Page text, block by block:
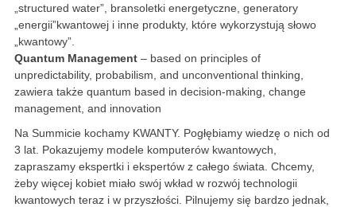
„structured water”, bransoletki energetyczne, generatory
„energii”kwantowej i inne produkty, które wykorzystują słowo
„kwantowy”.
Quantum Management – based on principles of
unpredictability, probabilism, and unconventional thinking,
zawiera także quantum based in decision-making, change
management, and innovation
Na Summicie kochamy KWANTY. Pogłębiamy wiedzę o nich od
3 lat. Pokazujemy modele komputerów kwantowych,
zapraszamy ekspertki i ekspertów z całego świata. Chcemy,
żeby więcej kobiet miało swój wkład w rozwój technologii
kwantowych teraz i w przyszłości. Pilnujemy się bardzo jednak,